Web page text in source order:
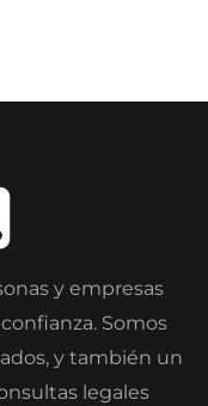
y empresas
Somos
y también un
legales